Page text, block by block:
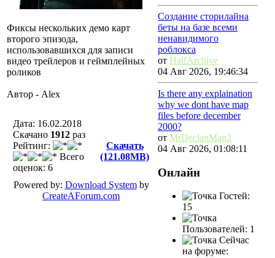
Фиксы нескольких демо карт
второго эпизода,
использовавшихся для записи
видео трейлеров и геймплейных
роликов
Автор - Alex
Дата: 16.02.2018
Скачано 1912 раз
Рейтинг:
Всего
оценок: 6
Скачать
(121.08MB)
Powered by: Download Systemby
CreateAForum.com
Создание сторилайна
беты на базе всеми
ненавидимого
роблокса
от HalfArchive
04 Авг 2026, 19:46:34
Is there any explaination
why we dont have map
files before december
2000?
от MrDeclanMan2
04 Авг 2026, 01:08:11
Онлайн
Гостей:
15
Пользователей: 1
Сейчас
на форуме: